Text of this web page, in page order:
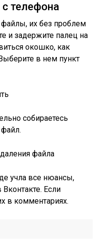
телефона
их без проблем
и задержите палец на
окошко, как
в нем пункт
собираетесь
учла все нюансы,
Если
в комментариях.